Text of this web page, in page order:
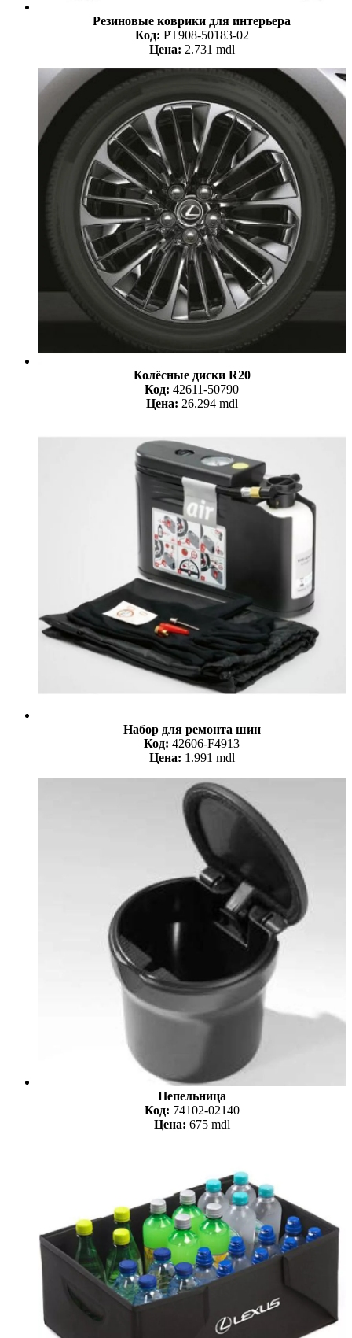
Резиновые коврики для интерьера
Код: PT908-50183-02
Цена: 2.731 mdl
Колёсные диски R20
Код: 42611-50790
Цена: 26.294 mdl
Набор для ремонта шин
Код: 42606-F4913
Цена: 1.991 mdl
Пепельница
Код: 74102-02140
Цена: 675 mdl